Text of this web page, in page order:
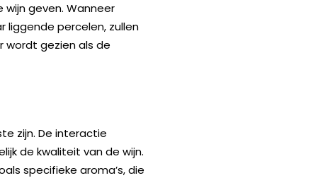
geven. Wanneer
liggende percelen, zullen
wordt gezien als de
zijn. De interactie
de kwaliteit van de wijn.
specifieke aroma’s, die